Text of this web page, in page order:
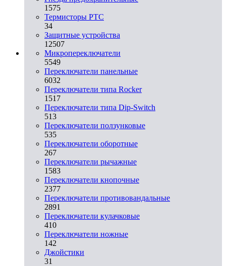
1575
Термисторы PTC
34
Защитные устройства
12507
Микропереключатели
5549
Переключатели панельные
6032
Переключатели типа Rocker
1517
Переключатели типа Dip-Switch
513
Переключатели ползунковые
535
Переключатели оборотные
267
Переключатели рычажные
1583
Переключатели кнопочные
2377
Переключатели противовандальные
2891
Переключатели кулачковые
410
Переключатели ножные
142
Джойстики
31